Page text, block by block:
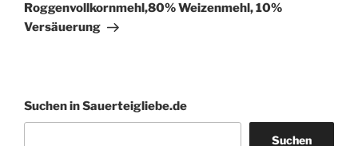
Roggenvollkornmehl,80% Weizenmehl, 10%
Versäuerung
Suchen in Sauerteigliebe.de
Suchen